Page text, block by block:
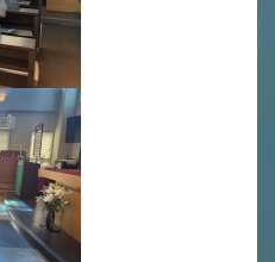
入学金・学費
優遇制度
転編入試験について
保護者の声・入試関連よくある質問
説明会・公開行事